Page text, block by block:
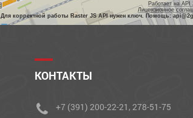
Работает на API
Лицензионное
Для корректной работы Raster JS API нужен ключ. Помощь:
КОНТАКТЫ
+7 (391) 200-22-21, 278-51-75